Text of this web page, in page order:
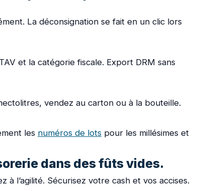
La déconsignation se fait en un clic lors
et la catégorie fiscale. Export DRM sans
vendez au carton ou à la bouteille.
les numéros de lots pour les millésimes et
dans des fûts vides.
à l’agilité. Sécurisez votre cash et vos accises.